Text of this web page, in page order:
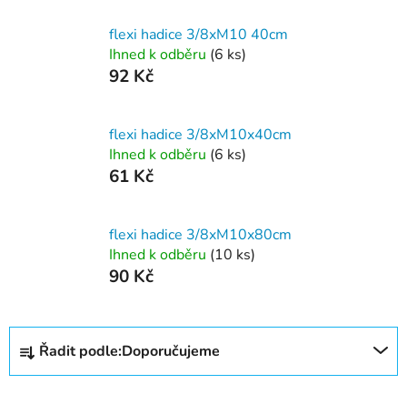
flexi hadice 3/8xM10 40cm
Ihned k odběru (6 ks)
92 Kč
flexi hadice 3/8xM10x40cm
Ihned k odběru (6 ks)
61 Kč
flexi hadice 3/8xM10x80cm
Ihned k odběru (10 ks)
90 Kč
Ř
z
Řadit podle:Doporučujeme